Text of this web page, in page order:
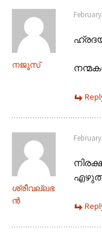
നജൂസ്‌
ശ്രീവല്ലഭ
ന്‍